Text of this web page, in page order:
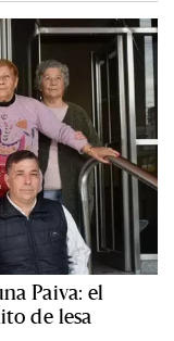
Paiva: el
de lesa